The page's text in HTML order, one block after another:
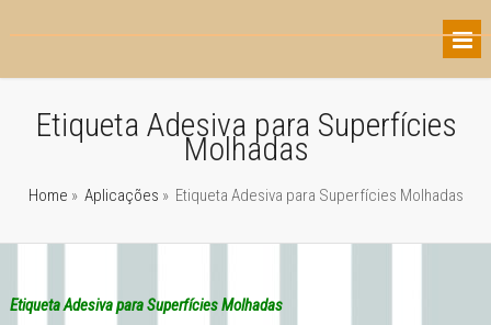
Etiqueta Adesiva para Superfícies
Molhadas
Home » Aplicações » Etiqueta Adesiva para Superfícies Molhadas
Etiqueta Adesiva para Superfícies Molhadas